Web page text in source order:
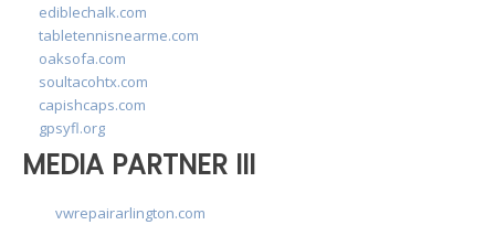
ediblechalk.com
tabletennisnearme.com
oaksofa.com
soultacohtx.com
capishcaps.com
gpsyfl.org
MEDIA PARTNER III
vwrepairarlington.com